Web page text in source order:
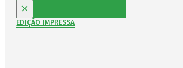
×
EDIÇÃO IMPRESSA